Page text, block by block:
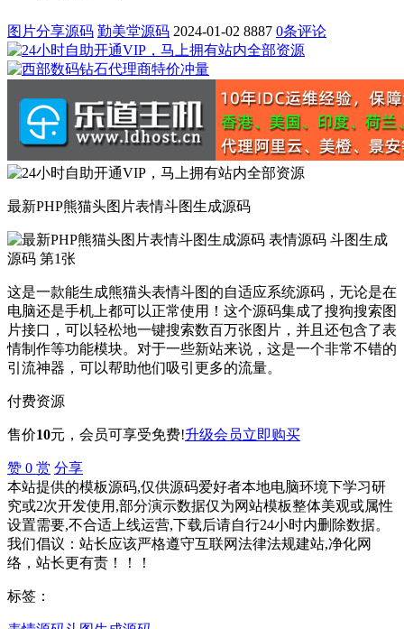
图片分享源码 勤美堂源码 2024-01-02 8887 0条评论
最新PHP熊猫头图片表情斗图生成源码
这是一款能生成熊猫头表情斗图的自适应系统源码，无论是在
电脑还是手机上都可以正常使用！这个源码集成了搜狗搜索图
片接口，可以轻松地一键搜索数百万张图片，并且还包含了表
情制作等功能模块。对于一些新站来说，这是一个非常不错的
引流神器，可以帮助他们吸引更多的流量。
付费资源
售价10元 ，会员可享受免费!升级会员立即购买
赞 0 赏 分享
本站提供的模板源码,仅供源码爱好者本地电脑环境下学习研
究或2次开发使用,部分演示数据仅为网站模板整体美观或属性
设置需要,不合适上线运营,下载后请自行24小时内删除数据。
我们倡议：站长应该严格遵守互联网法律法规建站,净化网
络，站长更有责！！！
标签：